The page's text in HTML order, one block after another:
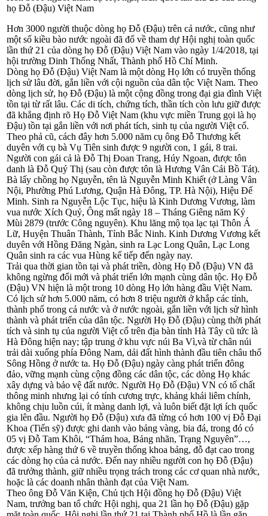
họ Đỗ (Đậu) Việt Nam
Hơn 3000 người thuộc dòng họ Đỗ (Đậu) trên cả nước, cũng như
một số kiều bào nước ngoài đã đổ về tham dự Hội nghị toàn quốc
lần thứ 21 của dòng họ Đỗ (Đậu) Việt Nam vào ngày 1/4/2018, tại
hội trường Dinh Thống Nhất, Thành phố Hồ Chí Minh.
Dòng họ Đỗ (Đậu) Việt Nam là một dòng Họ lớn có truyền thống
lịch sử lâu đời, gắn liền với cội nguồn của dân tộc Việt Nam. Theo
dòng lịch sử, họ Đỗ (Đậu) là một cộng đồng trong đại gia đình Việt
tồn tại từ rất lâu. Các di tích, chứng tích, thần tích còn lưu giữ được
đã khẳng định rõ Họ Đỗ Việt Nam (khu vực miền Trung gọi là họ
Đậu) tồn tại gắn liền với nơi phát tích, sinh tụ của người Việt cổ.
Theo phả cũ, cách đây hơn 5.000 năm cụ ông Đỗ Thương kết
duyên với cụ bà Vụ Tiên sinh được 9 người con, 1 gái, 8 trai.
Người con gái cả là Đỗ Thị Đoan Trang, Húy Ngoan, được tôn
danh là Đỗ Quý Thị (sau còn được tôn là Hương Vân Cái Bồ Tát).
Bà lấy chồng họ Nguyễn, tên là Nguyễn Minh Khiết (ở Làng Vân
Nội, Phường Phú Lương, Quận Hà Đông, TP. Hà Nội), Hiệu Đế
Minh. Sinh ra Nguyễn Lộc Tục, hiệu là Kinh Dương Vương, làm
vua nước Xích Quỷ, Ông mất ngày 18 – Tháng Giêng năm Kỷ
Mùi 2879 (trước Công nguyên). Khu lăng mộ tọa lạc tại Thôn Á
Lữ, Huyện Thuân Thành, Tỉnh Bắc Ninh. Kinh Dương Vương kết
duyên với Hồng Đăng Ngàn, sinh ra Lạc Long Quân, Lạc Long
Quân sinh ra các vua Hùng kế tiếp đến ngày nay.
Trải qua thời gian tồn tại và phát triền, dòng Họ Đỗ (Đậu) VN đã
không ngừng đổi mới và phát triển lớn mạnh cùng dân tộc. Họ Đỗ
(Đậu) VN hiện là một trong 10 dòng Họ lớn hàng đầu Việt Nam.
Có lịch sử hơn 5.000 năm, có hơn 8 triệu người ở khắp các tỉnh,
thành phố trong cả nước và ở nước ngoài, gắn liền với lịch sử hình
thành và phát triển của dân tộc. Người Họ Đỗ (Đậu) cùng thời phát
tích và sinh tụ của người Việt cổ trên địa bàn tỉnh Hà Tây cũ tức là
Hà Đông hiện nay; tập trung ở khu vực núi Ba Vì,và từ chân núi
trải dài xuống phía Đông Nam, dải đất hình thành đầu tiên châu thổ
Sông Hồng ở nước ta. Họ Đỗ (Đậu) ngày càng phát triển đông
đảo, vững mạnh cùng cộng đồng các dân tộc, các dòng Họ khác
xây dựng và bảo vệ đất nước. Người Họ Đỗ (Đậu) VN có tố chất
thông minh nhưng lại có tính cương trực, khảng khái liêm chính,
không chịu luồn cúi, ít màng danh lợi, và luôn biết đặt lợi ích quốc
gia lên đầu. Người họ Đỗ (Đậu) xưa đã từng có hơn 100 vị Đỗ Đại
Khoa (Tiến sỹ) được ghi danh vào bảng vàng, bia đá, trong đó có
05 vị Đỗ Tam Khôi, “Thám hoa, Bảng nhãn, Trạng Nguyên”…,
được xếp hàng thứ 6 về truyền thống khoa bảng, đỗ đạt cao trong
các dòng họ của cả nước. Đến nay nhiều người con họ Đỗ (Đậu)
đã trưởng thành, giữ nhiều trọng trách trong các cơ quan nhà nước,
hoặc là các doanh nhân thành đạt của Việt Nam.
Theo ông Đỗ Văn Kiện, Chủ tịch Hội đồng họ Đỗ (Đậu) Việt
Nam, trưởng ban tổ chức Hội nghị, qua 21 lần họ Đỗ (Đậu) gặp